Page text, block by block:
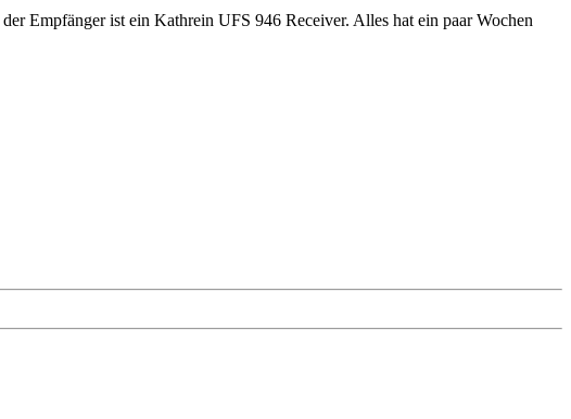
Empfänger ist ein Kathrein UFS 946 Receiver. Alles hat ein paar Wochen